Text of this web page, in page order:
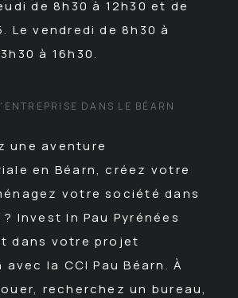
de 8h30 à 12h30 et de
Le vendredi de 8h30 à
à 16h30.
DANS LE BÉARN
une aventure
en Béarn, créez votre
votre société dans
Invest In Pau Pyrénées
dans votre projet
la CCI Pau Béarn. À
recherchez un bureau,